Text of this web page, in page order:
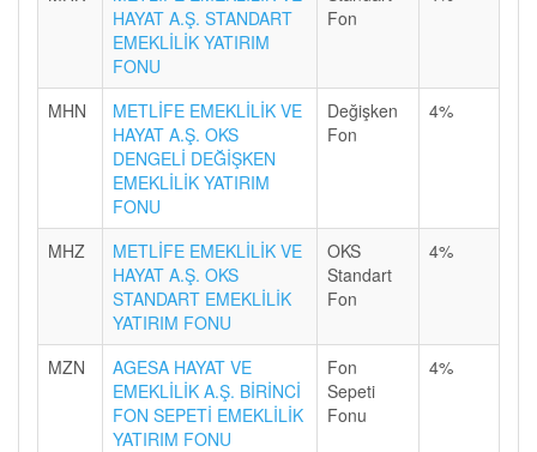
HAYAT A.Ş. STANDART
EMEKLİLİK YATIRIM
FONU
Fon
MHN
METLİFE EMEKLİLİK VE
HAYAT A.Ş. OKS
DENGELİ DEĞİŞKEN
EMEKLİLİK YATIRIM
FONU
Değişken
Fon
4%
MHZ
METLİFE EMEKLİLİK VE
HAYAT A.Ş. OKS
STANDART EMEKLİLİK
YATIRIM FONU
OKS
Standart
Fon
4%
MZN
AGESA HAYAT VE
EMEKLİLİK A.Ş. BİRİNCİ
FON SEPETİ EMEKLİLİK
YATIRIM FONU
Fon
Sepeti
Fonu
4%